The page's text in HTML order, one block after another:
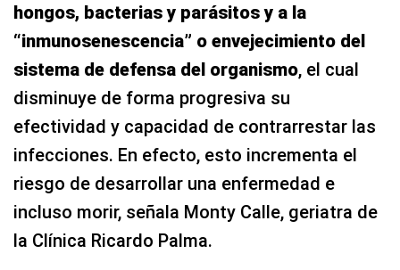
hongos, bacterias y parásitos y a la
“inmunosenescencia” o envejecimiento del
sistema de defensa del organismo, el cual
disminuye de forma progresiva su
efectividad y capacidad de contrarrestar las
infecciones. En efecto, esto incrementa el
riesgo de desarrollar una enfermedad e
incluso morir, señala Monty Calle, geriatra de
la Clínica Ricardo Palma.